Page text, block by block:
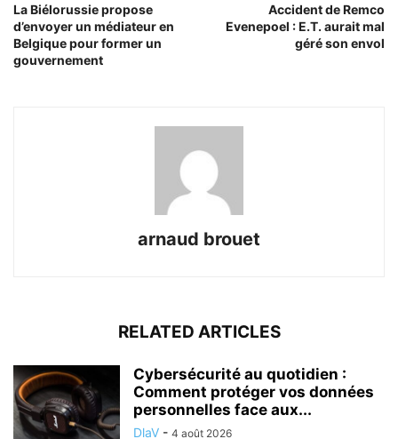
La Biélorussie propose
d’envoyer un médiateur en
Belgique pour former un
gouvernement
Accident de Remco
Evenepoel : E.T. aurait mal
géré son envol
arnaud brouet
RELATED ARTICLES
Cybersécurité au quotidien :
Comment protéger vos données
personnelles face aux...
DlaV - 4 août 2026